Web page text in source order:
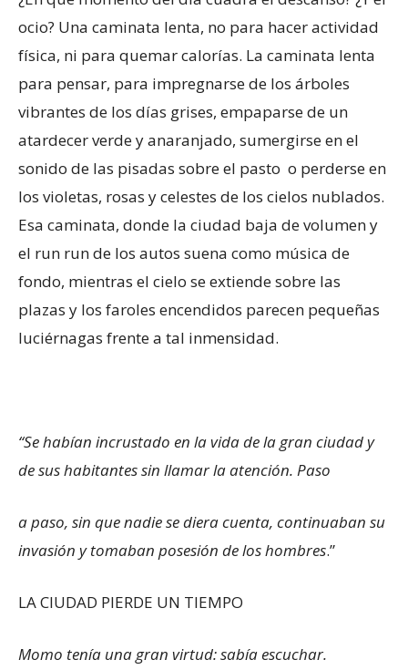
ocio? Una caminata lenta, no para hacer actividad
física, ni para quemar calorías. La caminata lenta
para pensar, para impregnarse de los árboles
vibrantes de los días grises, empaparse de un
atardecer verde y anaranjado, sumergirse en el
sonido de las pisadas sobre el pasto o perderse en
los violetas, rosas y celestes de los cielos nublados.
Esa caminata, donde la ciudad baja de volumen y
el run run de los autos suena como música de
fondo, mientras el cielo se extiende sobre las
plazas y los faroles encendidos parecen pequeñas
luciérnagas frente a tal inmensidad.
“Se habían incrustado en la vida de la gran ciudad y
de sus habitantes sin llamar la atención. Paso
a paso, sin que nadie se diera cuenta, continuaban su
invasión y tomaban posesión de los hombres.”
LA CIUDAD PIERDE UN TIEMPO
Momo tenía una gran virtud: sabía escuchar.